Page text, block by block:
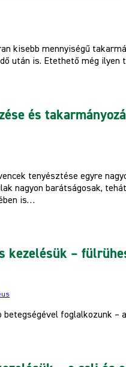
kisebb mennyiségű
után is. Etethető még ilyen
és
tenyésztése egyre
nagyon barátságosak,
is…
kezelésük –
betegségével foglalkozunk